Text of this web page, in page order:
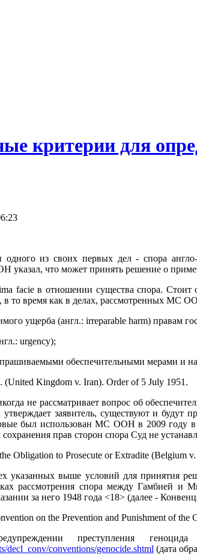
критерии для
из своих первых дел - спора англо-
указал, что может принять решение о
facie в отношении существа спора. Стоит
в то время как в делах, рассмотренных МС
ущерба (англ.: irreparable harm) правам
urgency);
обеспечительными мерами и
Kingdom v. Iran). Order of 5 July 1951.
не рассматривает вопрос об
заявитель, существуют и будут
был использован МС ООН в 2009 году в
прав сторон спора Суд не
Obligation to Prosecute or Extradite (Belgium
выше условий для принятия
рассмотрения спора между Гамбией и
за него 1948 года <18> (далее -
on the Prevention and Punishment of
преступления
decl_conv/conventions/genocide.shtml (дата